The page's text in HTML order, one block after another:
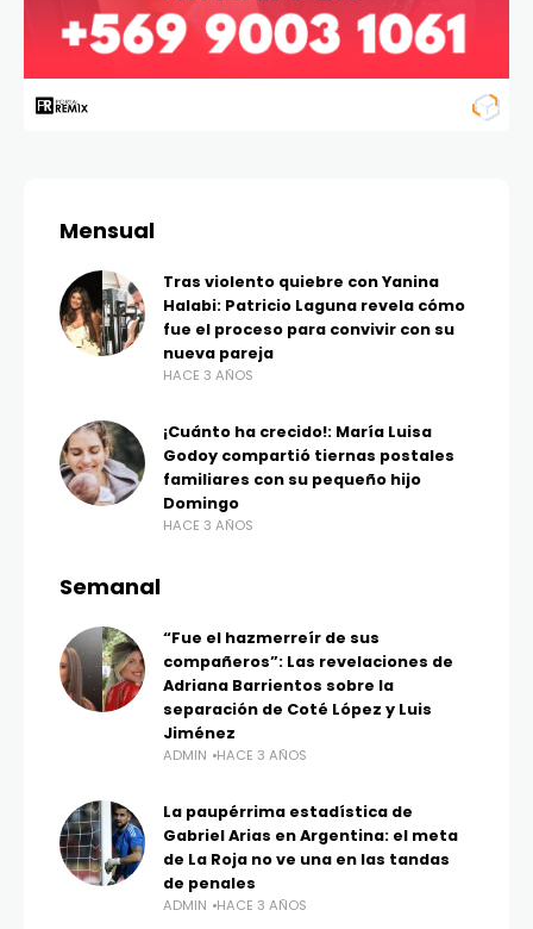
Mensual
Tras violento quiebre con Yanina
Halabi: Patricio Laguna revela cómo
fue el proceso para convivir con su
nueva pareja
HACE 3 AÑOS
¡Cuánto ha crecido!: María Luisa
Godoy compartió tiernas postales
familiares con su pequeño hijo
Domingo
HACE 3 AÑOS
Semanal
“Fue el hazmerreír de sus
compañeros”: Las revelaciones de
Adriana Barrientos sobre la
separación de Coté López y Luis
Jiménez
ADMIN HACE 3 AÑOS
La paupérrima estadística de
Gabriel Arias en Argentina: el meta
de La Roja no ve una en las tandas
de penales
ADMIN HACE 3 AÑOS